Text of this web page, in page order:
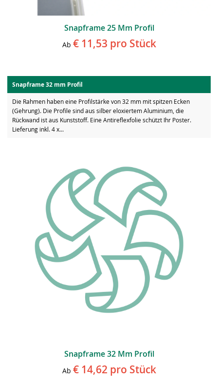
Snapframe 25 Mm Profil
Ab € 11,53 pro Stück
Snapframe 32 mm Profil
Die Rahmen haben eine Profilstärke von 32 mm mit spitzen Ecken
(Gehrung). Die Profile sind aus silber eloxiertem Aluminium, die
Rückwand ist aus Kunststoff. Eine Antireflexfolie schützt Ihr Poster.
Lieferung inkl. 4 x...
Snapframe 32 Mm Profil
Ab € 14,62 pro Stück